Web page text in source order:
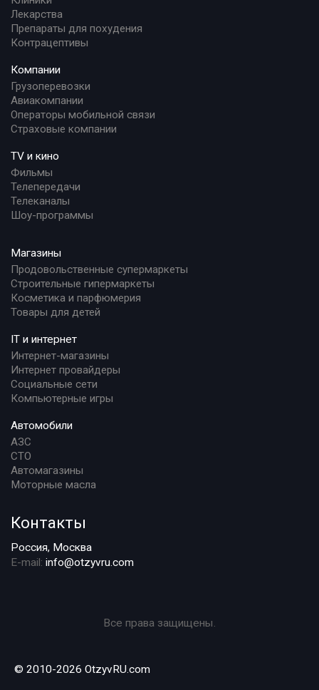
Лекарства
Препараты для похудения
Контрацептивы
Компании
Грузоперевозки
Авиакомпании
Операторы мобильной связи
Страховые компании
TV и кино
Фильмы
Телепередачи
Телеканалы
Шоу-программы
Магазины
Продовольственные супермаркеты
Строительные гипермаркеты
Косметика и парфюмерия
Товары для детей
IT и интернет
Интернет-магазины
Интернет провайдеры
Социальные сети
Компьютерные игры
Автомобили
АЗС
СТО
Автомагазины
Моторные масла
Контакты
Россия, Москва
E-mail: info@otzyvru.com
Все права защищены.
© 2010-2026 OtzyvRU.com